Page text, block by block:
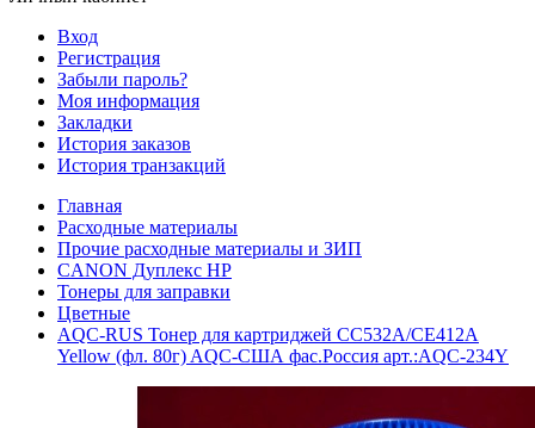
Вход
Регистрация
Забыли пароль?
Моя информация
Закладки
История заказов
История транзакций
Главная
Расходные материалы
Прочие расходные материалы и ЗИП
CANON Дуплекс HP
Тонеры для заправки
Цветные
AQC-RUS Тонер для картриджей CC532A/CE412A
Yellow (фл. 80г) AQC-США фас.Россия арт.:AQC-234Y